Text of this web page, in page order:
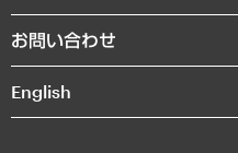
自然資源・農林水産業・食料システム
組織図・本部部室紹介
インドネシア現地法人
お問い合わせ
English